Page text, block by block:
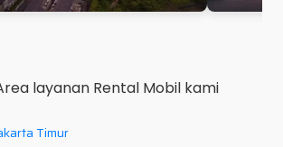
layanan Rental Mobil kami
Timur